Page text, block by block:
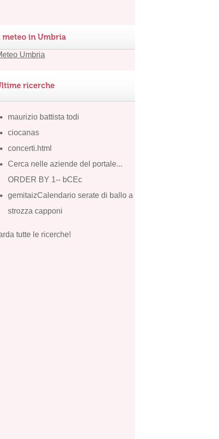
meteo in Umbria
ricerche
maurizio battista todi
ciocanas
concerti.html
Cerca nelle aziende del portale...
ORDER BY 1-- bCEc
gemitaizCalendario serate di ballo a
strozza capponi
tutte le ricerche!